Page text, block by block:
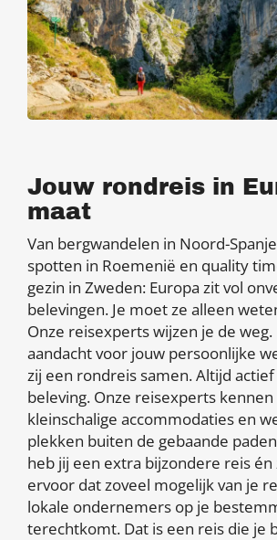
Jouw rondreis in
maat
Van bergwandelen in Noord-
spotten in Roemenië en quality
gezin in Zweden: Europa zit vol
belevingen. Je moet ze alleen
Onze reisexperts wijzen je de weg.
aandacht voor jouw persoonlijke
zij een rondreis samen. Altijd
beleving. Onze reisexperts
kleinschalige accommodaties en
plekken buiten de gebaande
heb jij een extra bijzondere reis én
ervoor dat zoveel mogelijk van je
lokale ondernemers op je
terechtkomt. Dat is een reis die je